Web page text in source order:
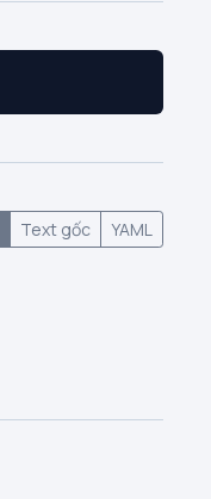
Text gốc YAML